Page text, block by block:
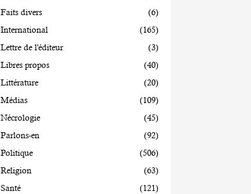
Faits divers
(6)
International
(165)
Lettre de l'éditeur
(3)
Libres propos
(40)
Littérature
(20)
Médias
(109)
Nécrologie
(45)
Parlons-en
(92)
Politique
(506)
Religion
(63)
Santé
(121)